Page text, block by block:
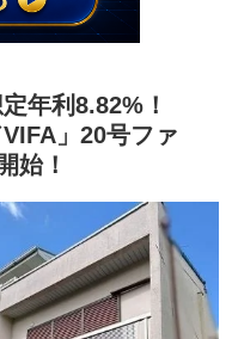
年利8.82%！
」20号ファ
始！